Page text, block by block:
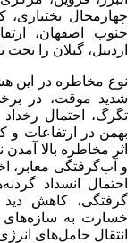
چهارمحال
جنوب اصفهان،
اردبیل، گیلان را تحت
نوع مخاطره در این
شدید موقت، در
تگرگ، احتمال
بهمن در ارتفاعات
اثر مخاطره بالا
و آب‌گرفتگی معابر،
احتمال انسداد
گرفتگی، کاهش دید
خسارت به
انتقالِ حامل‌های